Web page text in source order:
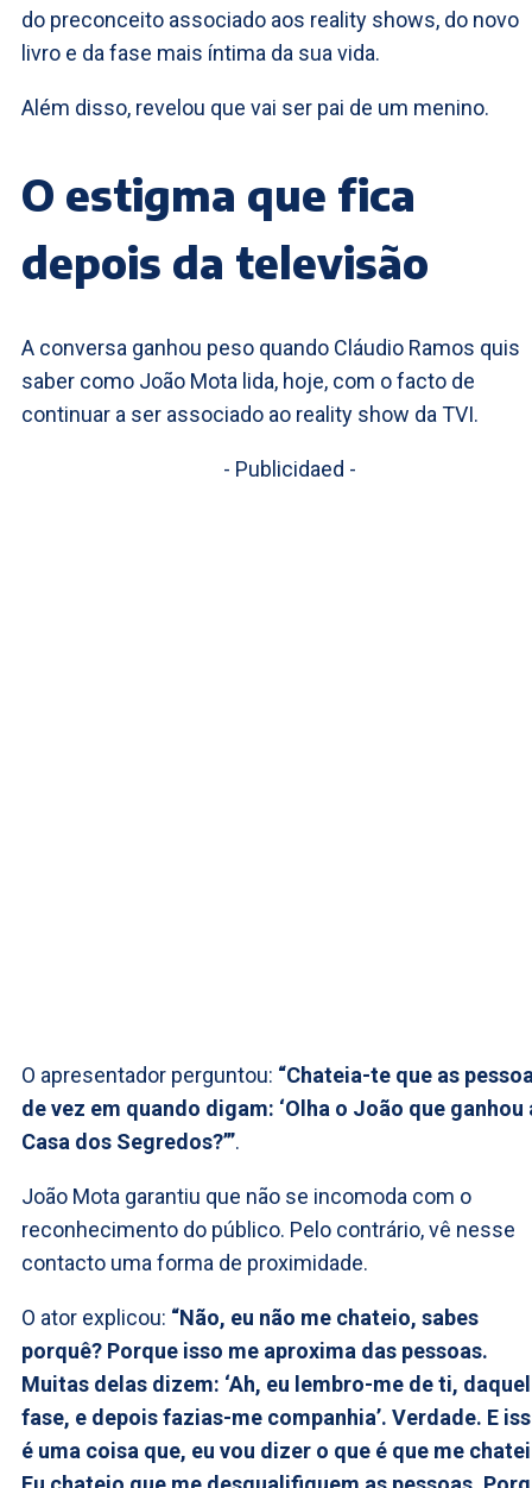
do preconceito associado aos reality shows, do novo
livro e da fase mais íntima da sua vida.
Além disso, revelou que vai ser pai de um menino.
O estigma que fica
depois da televisão
A conversa ganhou peso quando Cláudio Ramos quis
saber como João Mota lida, hoje, com o facto de
continuar a ser associado ao reality show da TVI.
- Publicidaed -
O apresentador perguntou: “Chateia-te que as
de vez em quando digam: ‘Olha o João que ganhou
Casa dos Segredos?’”.
João Mota garantiu que não se incomoda com o
reconhecimento do público. Pelo contrário, vê nesse
contacto uma forma de proximidade.
O ator explicou: “Não, eu não me chateio, sabes
porquê? Porque isso me aproxima das pessoas.
Muitas delas dizem: ‘Ah, eu lembro-me de ti,
fase, e depois fazias-me companhia’. Verdade. E
é uma coisa que, eu vou dizer o que é que me